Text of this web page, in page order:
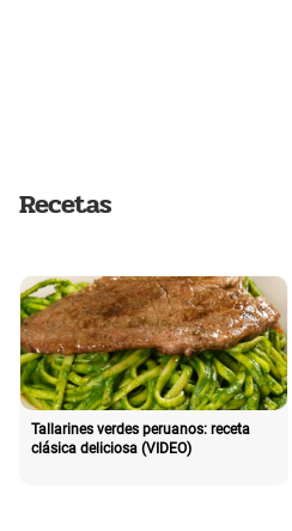
Recetas
Tallarines verdes peruanos: receta
clásica deliciosa (VIDEO)